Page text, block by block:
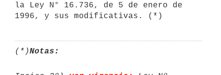
la Ley N° 16.736, de 5 de enero de
1996, y sus modificativas. (*)
(*)Notas: